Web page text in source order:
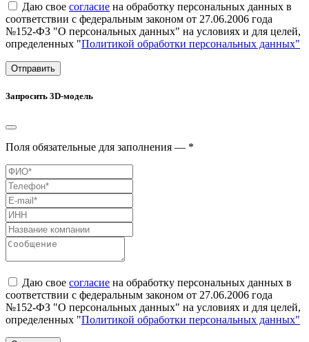
Даю свое согласие на обработку персональных данных в
соответствии с федеральным законом от 27.06.2006 года
№152-ФЗ "О персональных данных" на условиях и для целей,
определенных "Политикой обработки персональных данных"
Отправить
Запросить 3D-модель
Поля обязательные для заполнения — *
Даю свое согласие на обработку персональных данных в
соответствии с федеральным законом от 27.06.2006 года
№152-ФЗ "О персональных данных" на условиях и для целей,
определенных "Политикой обработки персональных данных"